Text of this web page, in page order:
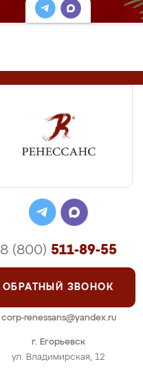
г. Егорьевск
ул. Владимирская, 12
8 (800) 511-89-55
ОБРАТНЫЙ ЗВОНОК
corp-renessans@yandex.ru